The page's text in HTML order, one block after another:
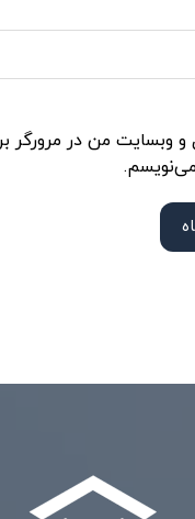
و وبسایت من در مرورگر